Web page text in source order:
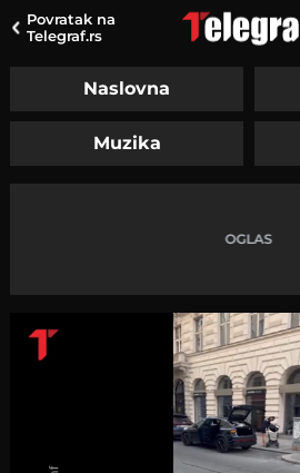
Povratak na
Telegraf.rs
Naslovna
Muzika